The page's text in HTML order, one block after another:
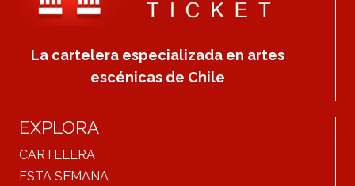
La cartelera especializada en artes
escénicas de Chile
EXPLORA
CARTELERA
ESTA SEMANA